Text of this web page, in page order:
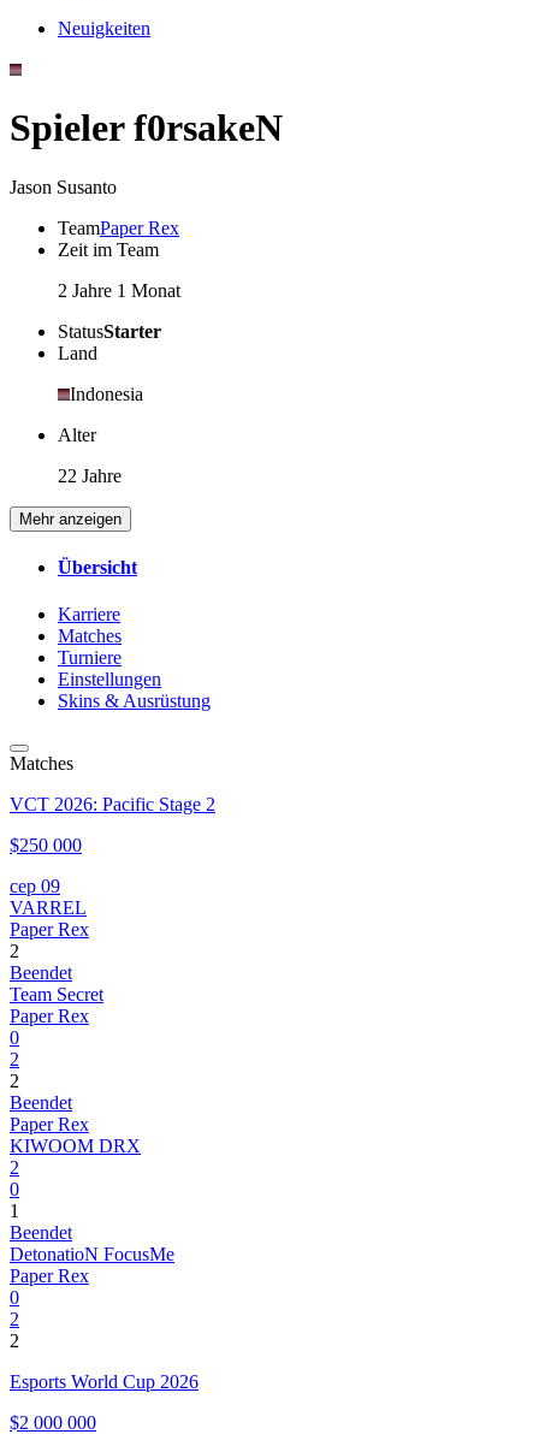
Neuigkeiten
Spieler f0rsakeN
Jason Susanto
TeamPaper Rex
Zeit im Team
2 Jahre 1 Monat
StatusStarter
Land
Indonesia
Alter
22 Jahre
Mehr anzeigen
Übersicht
Karriere
Matches
Turniere
Einstellungen
Skins & Ausrüstung
Matches
VCT 2026: Pacific Stage 2
$250 000
сер 09
VARREL
Paper Rex
2
Beendet
Team Secret
Paper Rex
0
2
2
Beendet
Paper Rex
KIWOOM DRX
2
0
1
Beendet
DetonatioN FocusMe
Paper Rex
0
2
2
Esports World Cup 2026
$2 000 000